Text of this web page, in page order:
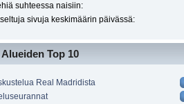
suhteessa naisiin:
sivuja keskimäärin päivässä:
Alueiden Top 10
Real Madridista